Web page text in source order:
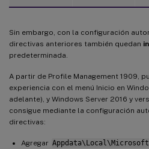
Sin embargo, con la configuración
directivas anteriores también quedan
predeterminada.
A partir de Profile Management 1909,
experiencia con el menú Inicio en
adelante), y Windows Server 2016 y
consigue mediante la configuración
directivas:
Agregar